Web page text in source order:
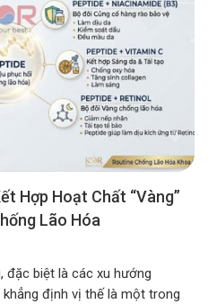
Hợp Hoạt Chất “Vàng”
Lão Hóa
đặc biệt là các xu hướng
định vị thế là một trong